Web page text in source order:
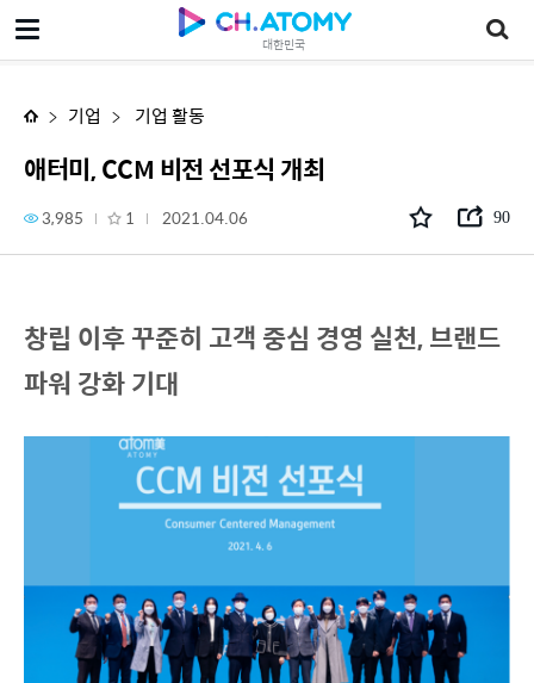
대한민국
애터미, CCM 비전 선포식 개최
기업 기업 활동
애터미, CCM 비전 선포식 개최
3,985 1 2021.04.06 90
창립 이후 꾸준히 고객 중심 경영 실천, 브랜드
파워 강화 기대